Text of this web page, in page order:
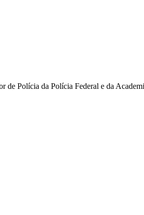
de Polícia da Polícia Federal e da